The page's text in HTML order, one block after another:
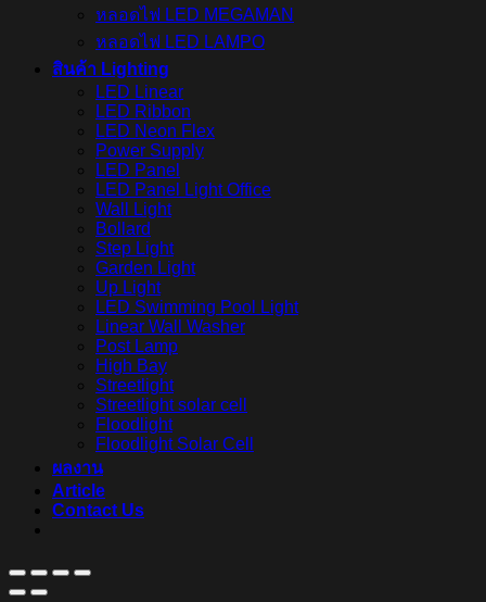
หลอดไฟ LED MEGAMAN
หลอดไฟ LED LAMPO
สินค้า Lighting
LED Linear
LED Ribbon
LED Neon Flex
Power Supply
LED Panel
LED Panel Light Office
Wall Light
Bollard
Step Light
Garden Light
Up Light
LED Swimming Pool Light
Linear Wall Washer
Post Lamp
High Bay
Streetlight
Streetlight solar cell
Floodlight
Floodlight Solar Cell
ผลงาน
Article
Contact Us